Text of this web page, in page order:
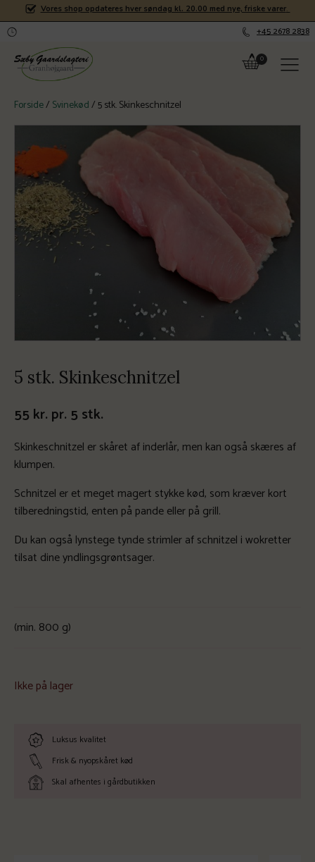
Vores shop opdateres hver søndag kl. 20.00 med nye, friske varer.
+45 2678 2838
Forside/ Svinekød/ 5 stk. Skinkeschnitzel
5 stk. Skinkeschnitzel
55 kr. pr. 5 stk.
Skinkeschnitzel er skåret af inderlår, men kan også skæres af
klumpen.
Schnitzel er et meget magert stykke kød, som kræver kort
tilberedningstid, enten på pande eller på grill.
Du kan også lynstege tynde strimler af schnitzel i wokretter
tilsat dine yndlingsgrøntsager.
(min. 800 g)
Ikke på lager
Luksus kvalitet
Frisk & nyopskåret kød
Skal afhentes i gårdbutikken